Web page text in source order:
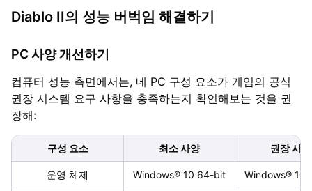
Diablo II의 성능 버벅임 해결하기
PC 사양 개선하기
컴퓨터 성능 측면에서는, 네 PC 구성 요소가 게임의 공식
권장 시스템 요구 사항을 충족하는지 확인해보는 것을 권
장해:
구성 요소 최소 사양 권장 사양
운영 체제 Windows® 10 64-bit Windows® 10